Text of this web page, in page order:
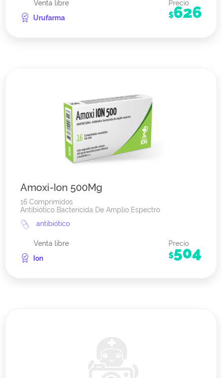
Venta libre
Urufarma
Precio
$626
Amoxi-Ion 500Mg
16 Comprimidos
Antibiótico Bactericida De Amplio Espectro
antibiótico
Venta libre
Ion
Precio
$504